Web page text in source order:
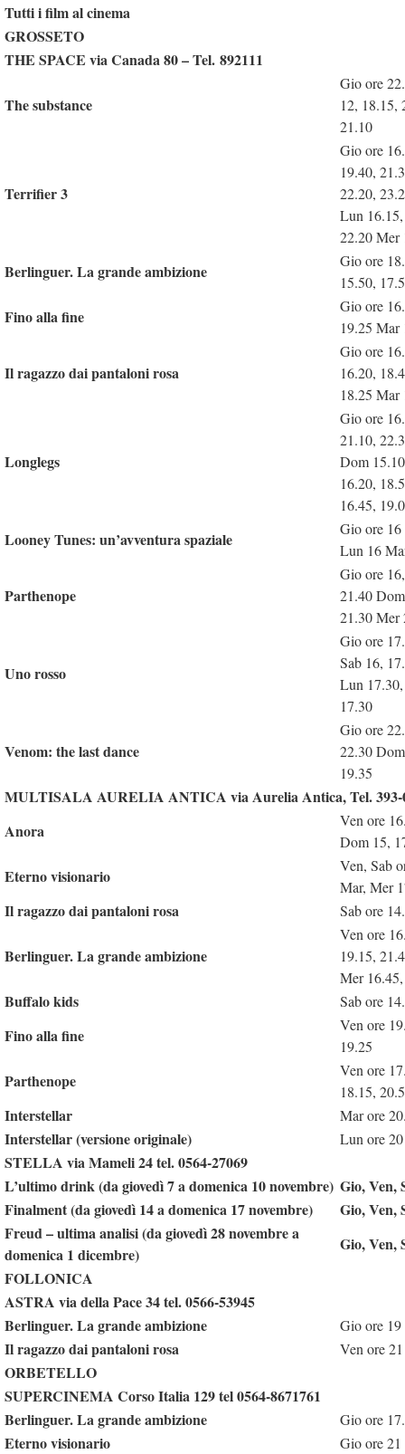
Tutti i film al cinema
GROSSETO
THE SPACE via Canada 80 – Tel. 892111
The substance
Gio ore
12, 18.15,
21.10
Terrifier 3
Gio ore
19.40,
22.20,
Lun
22.20 Mer
Berlinguer. La grande ambizione
Gio ore
15.50,
Fino alla fine
Gio ore
19.25 Mar
Il ragazzo dai pantaloni rosa
Gio ore
16.20,
18.25 Mar
Longlegs
Gio ore
21.10,
Dom
16.20,
16.45,
Looney Tunes: un’avventura spaziale
Gio ore
Lun 16
Parthenope
Gio ore
21.40
21.30 Mer
Uno rosso
Gio ore
Sab 16,
Lun
17.30
Venom: the last dance
Gio ore
22.30
19.35
MULTISALA AURELIA ANTICA via Aurelia Antica, Tel. 393-
Anora
Ven ore
Dom 15,
Eterno visionario
Ven, Sab
Mar, Mer
Il ragazzo dai pantaloni rosa Sab ore
Berlinguer. La grande ambizione
Ven ore
19.15,
Mer
Buffalo kids Sab ore
Fino alla fine
Ven ore
19.25
Parthenope
Ven ore
18.15,
Interstellar Mar ore
Interstellar (versione originale) Lun ore 20
STELLA via Mameli 24 tel. 0564-27069
L’ultimo drink (da giovedì 7 a domenica 10 novembre) Gio, Ven,
Finalment (da giovedì 14 a domenica 17 novembre)
Gio, Ven,
Freud – ultima analisi (da giovedì 28 novembre a
domenica 1 dicembre)
Gio, Ven,
FOLLONICA
ASTRA via della Pace 34 tel. 0566-53945
Berlinguer. La grande ambizione
Gio ore
Il ragazzo dai pantaloni rosa Ven ore
ORBETELLO
SUPERCINEMA Corso Italia 129 tel 0564-8671761
Berlinguer. La grande ambizione
Gio ore
Eterno visionario Gio ore 21